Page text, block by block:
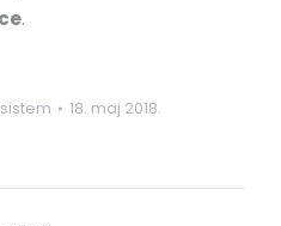
.
18. maj 2018.